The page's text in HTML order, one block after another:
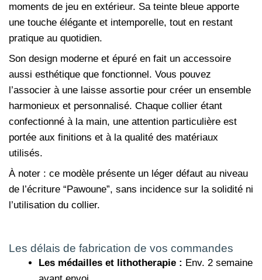
moments de jeu en extérieur. Sa teinte bleue apporte
une touche élégante et intemporelle, tout en restant
pratique au quotidien.
Son design moderne et épuré en fait un accessoire
aussi esthétique que fonctionnel. Vous pouvez
l’associer à une laisse assortie pour créer un ensemble
harmonieux et personnalisé. Chaque collier étant
confectionné à la main, une attention particulière est
portée aux finitions et à la qualité des matériaux
utilisés.
À noter : ce modèle présente un léger défaut au niveau
de l’écriture “Pawoune”, sans incidence sur la solidité ni
l’utilisation du collier.
Les délais de fabrication de vos commandes
Les médailles et lithotherapie : Env. 2 semaine